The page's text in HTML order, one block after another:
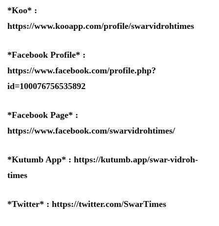
*Koo* :
https://www.kooapp.com/profile/swarvidrohtimes
*Facebook Profile* :
https://www.facebook.com/profile.php?
id=100076756535892
*Facebook Page* :
https://www.facebook.com/swarvidrohtimes/
*Kutumb App* : https://kutumb.app/swar-vidroh-
times
*Twitter* : https://twitter.com/SwarTimes